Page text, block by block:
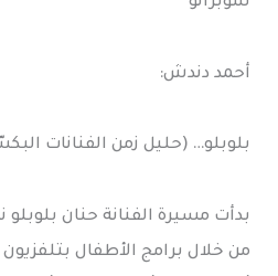
أحمد دندش:
بلوبلو… (حليل زمن الفنانات
بدأت مسيرة الفنانة حنان
من خلال برامج الأطفال